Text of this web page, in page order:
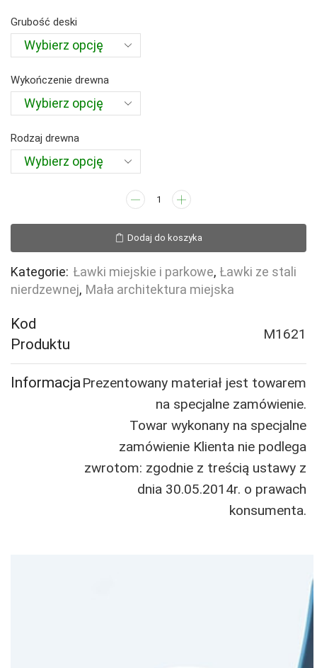
Grubość deski
Wykończenie drewna
Rodzaj drewna
ilość
ze
stali
nierdzewnej
SIT
Dodaj do koszyka
Kategorie: Ławki miejskie i parkowe, Ławki ze stali
nierdzewnej, Mała architektura miejska
Kod
Produktu
M1621
InformacjaPrezentowany materiał jest towarem
na specjalne zamówienie.
Towar wykonany na specjalne
zamówienie Klienta nie podlega
zwrotom: zgodnie z treścią ustawy z
dnia 30.05.2014r. o prawach
konsumenta.